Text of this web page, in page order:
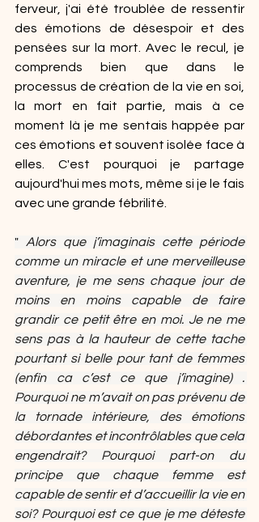
ferveur, j'ai été troublée de ressentir
des émotions de désespoir et des
pensées sur la mort. Avec le recul, je
comprends bien que dans le
processus de création de la vie en soi,
la mort en fait partie, mais à ce
moment là je me sentais happée par
ces émotions et souvent isolée face à
elles. C'est pourquoi je partage
aujourd'hui mes mots, même si je le fais
avec une grande fébrilité.
" Alors que j’imaginais cette période
comme un miracle et une merveilleuse
aventure, je me sens chaque jour de
moins en moins capable de faire
grandir ce petit être en moi. Je ne me
sens pas à la hauteur de cette tache
pourtant si belle pour tant de femmes
(enfin ca c’est ce que j’imagine) .
Pourquoi ne m’avait on pas prévenu de
la tornade intérieure, des émotions
débordantes et incontrôlables que cela
engendrait? Pourquoi part-on du
principe que chaque femme est
capable de sentir et d’accueillir la vie en
soi? Pourquoi est ce que je me déteste